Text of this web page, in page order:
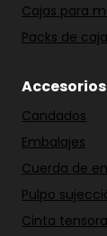
Cajas para
Packs de
Candados
Embalajes
Cuerda de
Pulpo
Cinta tensora